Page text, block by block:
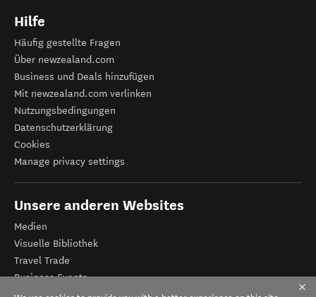
Hilfe
Häufig gestellte Fragen
Über newzealand.com
Business und Deals hinzufügen
Mit newzealand.com verlinken
Nutzungsbedingungen
Datenschutzerklärung
Cookies
Manage privacy settings
Unsere anderen Websites
Medien
Visuelle Bibliothek
Travel Trade
Business Events
Tourismus Neuseeland